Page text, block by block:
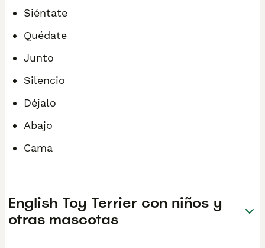
Siéntate
Quédate
Junto
Silencio
Déjalo
Abajo
Cama
English Toy Terrier con niños y
otras mascotas